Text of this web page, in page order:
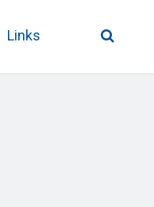
Links